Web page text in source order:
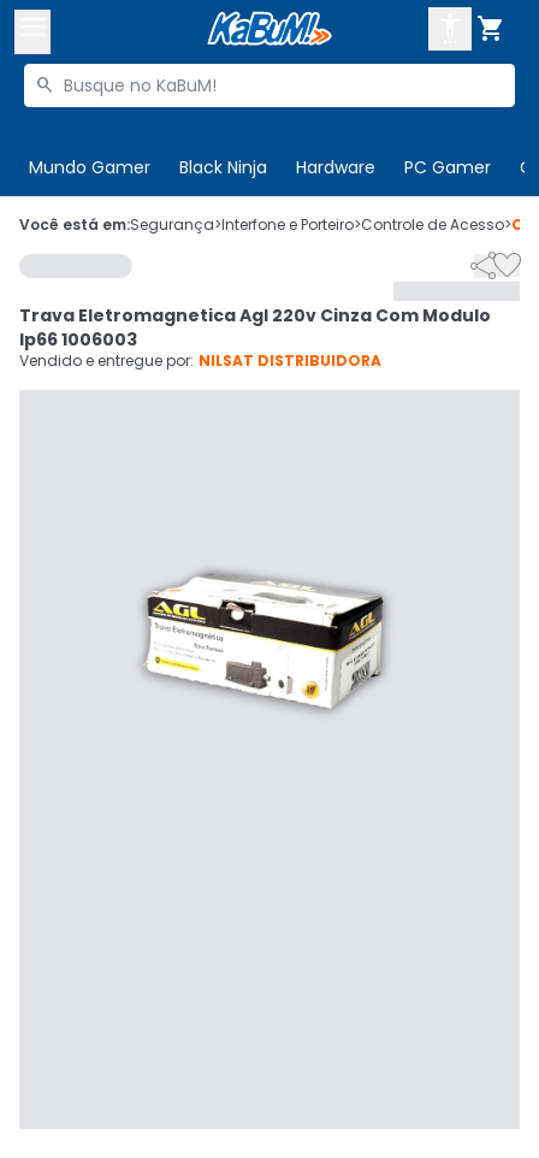

Buscar produtos

Mundo Gamer Black Ninja Hardware PC Gamer
 Olá. Acesse sua conta
 Departamentos
Cupons
CADASTRE-SE
Você está em:Segurança>Interfone e Porteiro>Controle de Acesso>

Trava Eletromagnetica Agl 220v Cinza Com Modulo
Ip66 1006003
Vendido e entregue por: NILSAT DISTRIBUIDORA